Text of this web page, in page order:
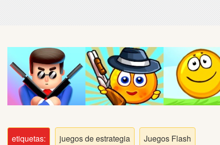
Peleas
Deportes
Puntería
etiquetas: juegos de estrategia Juegos Flash